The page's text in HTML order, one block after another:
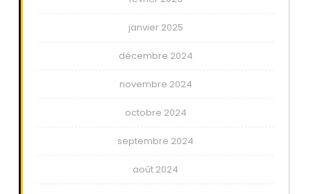
janvier 2025
décembre 2024
novembre 2024
octobre 2024
septembre 2024
août 2024